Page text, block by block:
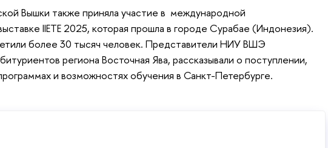
Вышки также приняла участие в международной
IIETE 2025, которая прошла в городе Сурабае (Индонезия).
более 30 тысяч человек. Представители НИУ ВШЭ
региона Восточная Ява, рассказывали о поступлении,
и возможностях обучения в Санкт-Петербурге.